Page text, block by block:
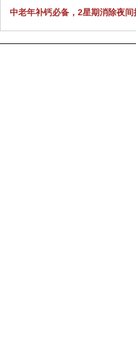
中老年补钙必备，2星期消除夜